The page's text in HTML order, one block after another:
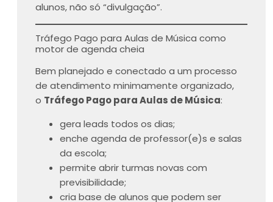
alunos, não só “divulgação”.
Tráfego Pago para Aulas de Música como
motor de agenda cheia
Bem planejado e conectado a um processo
de atendimento minimamente organizado,
o Tráfego Pago para Aulas de Música:
gera leads todos os dias;
enche agenda de professor(e)s e salas
da escola;
permite abrir turmas novas com
previsibilidade;
cria base de alunos que podem ser